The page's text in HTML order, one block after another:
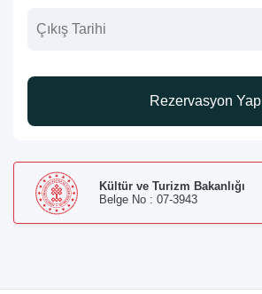
Rezervasyon Yap
Kültür ve Turizm Bakanlığı
Belge No : 07-3943